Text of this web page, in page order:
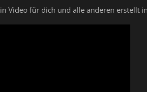
Video für dich und alle anderen erstellt